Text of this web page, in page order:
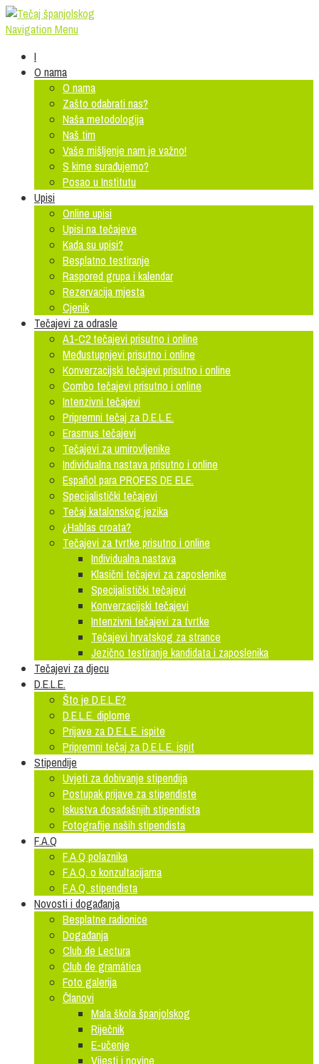
Navigation Menu
I
O nama
O nama
Zašto odabrati nas?
Naša metodologija
Naš tim
Vaše mišljenje nam je važno!
S kime surađujemo?
Posao u Institutu
Upisi
Online upisi
Upisi na tečajeve
Kada su upisi?
Besplatno testiranje
Raspored grupa i kalendar
Rezervacija mjesta
Cjenik
Tečajevi za odrasle
A1-C2 tečajevi prisutno i online
Međustupnjevi prisutno i online
Konverzacijski tečajevi prisutno i online
Combo tečajevi prisutno i online
Intenzivni tečajevi
Pripremni tečaj za D.E.L.E.
Erasmus tečajevi
Tečajevi za umirovljenike
Individualna nastava prisutno i online
Español para PROFES DE ELE.
Specijalistički tečajevi
Tečaj katalonskog jezika
¿Hablas croata?
Tečajevi za tvrtke prisutno i online
Individualna nastava
Klasični tečajevi za zaposlenike
Specijalistički tečajevi
Konverzacijski tečajevi
Intenzivni tečajevi za tvrtke
Tečajevi hrvatskog za strance
Jezično testiranje kandidata i zaposlenika
Tečajevi za djecu
D.E.L.E.
Što je D.E.L.E?
D.E.L.E. diplome
Prijave za D.E.L.E. ispite
Pripremni tečaj za D.E.L.E. ispit
Stipendije
Uvjeti za dobivanje stipendija
Postupak prijave za stipendiste
Iskustva dosadašnjih stipendista
Fotografije naših stipendista
F.A.Q
F.A.Q polaznika
F.A.Q. o konzultacijama
F.A.Q. stipendista
Novosti i događanja
Besplatne radionice
Događanja
Club de Lectura
Club de gramática
Foto galerija
Članovi
Mala škola španjolskog
Riječnik
E-učenje
Vijesti i novine